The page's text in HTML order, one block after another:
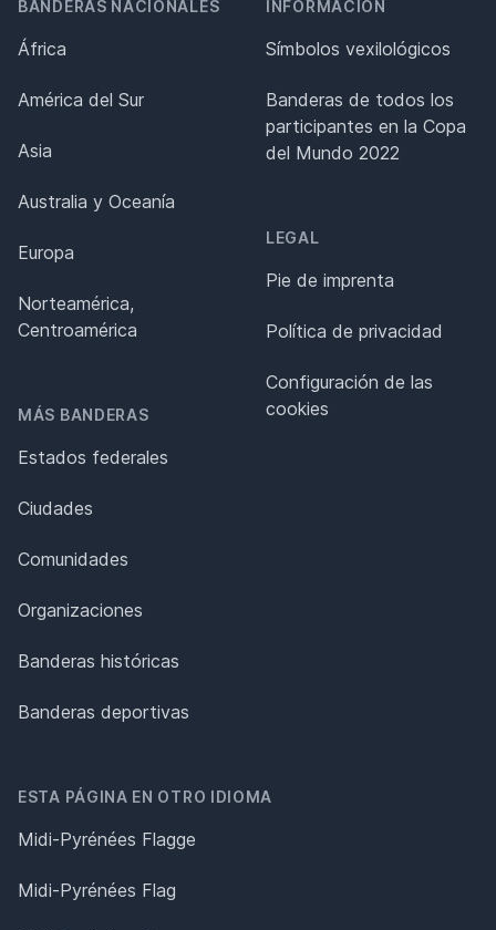
BANDERAS NACIONALES
África
América del Sur
Asia
Australia y Oceanía
Europa
Norteamérica,
Centroamérica
MÁS BANDERAS
Estados federales
Ciudades
Comunidades
Organizaciones
Banderas históricas
Banderas deportivas
INFORMACIÓN
Símbolos vexilológicos
Banderas de todos los
participantes en la Copa
del Mundo 2022
LEGAL
Pie de imprenta
Política de privacidad
Configuración de las
cookies
ESTA PÁGINA EN OTRO IDIOMA
Midi-Pyrénées Flagge
Midi-Pyrénées Flag